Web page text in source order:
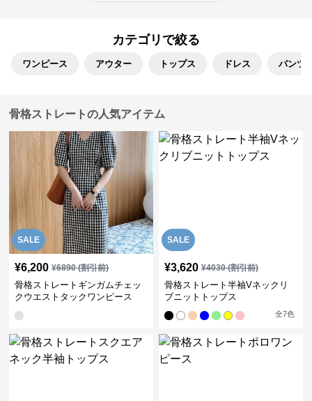
カテゴリで絞る
ワンピース アウター トップス ドレス パンツ
骨格ストレートの人気アイテム
SALE
¥6,200 ¥6890(割引前)
骨格ストレートギンガムチェッ
クウエストタックワンピース
SALE
¥3,620 ¥4030(割引前)
骨格ストレート半袖Vネックリ
ブニットトップス
全7色